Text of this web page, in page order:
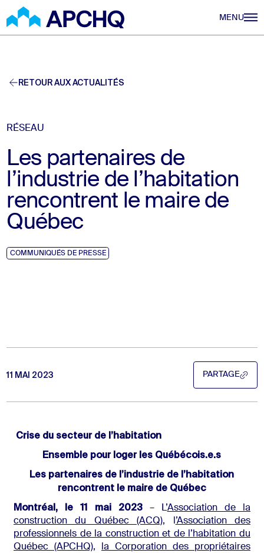
MENU
RETOUR AUX ACTUALITÉS
RÉSEAU
Les partenaires de
l’industrie de l’habitation
rencontrent le maire de
Québec
COMMUNIQUÉS DE PRESSE
11 MAI 2023 PARTAGE
PARTAGE
Crise du secteur de l’habitation
Ensemble pour loger les Québécois.e.s
Les partenaires de l’industrie de l’habitation
rencontrent le maire de Québec
Montréal, le 11 mai 2023– L’Association de la
construction du Québec (ACQ), l’Association des
professionnels de la construction et de l’habitation du
Québec (APCHQ), la Corporation des propriétaires